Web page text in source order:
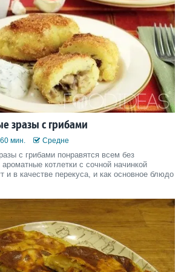
зразы с грибами
60 мин. Средне
с грибами понравятся всем без
котлетки с сочной начинкой
и в качестве перекуса, и как основное блюдо